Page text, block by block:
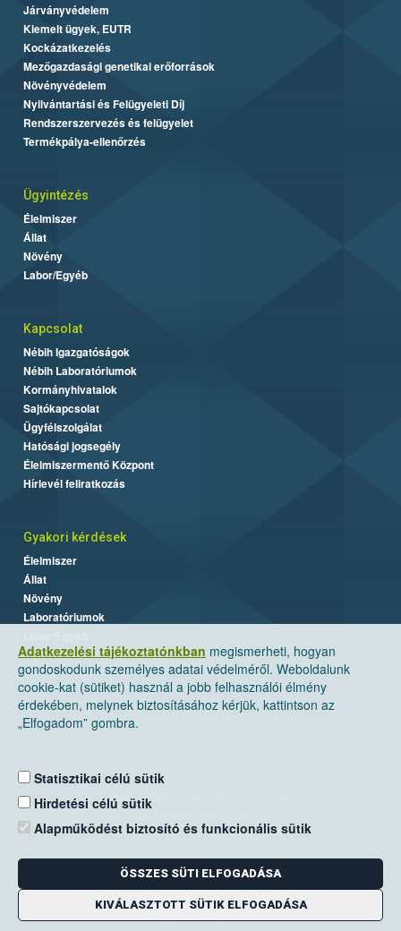
Adatkezelési tájékoztatónkban megismerheti, hogyan
gondoskodunk személyes adatai védelméről. Weboldalunk
cookie-kat (sütiket) használ a jobb felhasználói élmény
érdekében, melynek biztosításához kérjük, kattintson az
„Elfogadom” gombra.
Statisztikai célú sütik
Hirdetési célú sütik
Alapműködést biztosító és funkcionális sütik
ÖSSZES SÜTI ELFOGADÁSA
KIVÁLASZTOTT SÜTIK ELFOGADÁSA
Járványvédelem
Kiemelt ügyek, EUTR
Kockázatkezelés
Mezőgazdasági genetikai erőforrások
Növényvédelem
Nyilvántartási és Felügyeleti Díj
Rendszerszervezés és felügyelet
Termékpálya-ellenőrzés
Ügyintézés
Élelmiszer
Állat
Növény
Labor/Egyéb
Kapcsolat
Nébih Igazgatóságok
Nébih Laboratóriumok
Kormányhivatalok
Sajtókapcsolat
Ügyfélszolgálat
Hatósági jogsegély
Élelmiszermentő Központ
Hírlevél feliratkozás
Gyakori kérdések
Élelmiszer
Állat
Növény
Laboratóriumok
Nemzeti Élelmiszerlánc-biztonsági Hivatal
Levelezési cím: 1525 Budapest. Pf. 30.
E-mail:ugyfelszolgalat@nebih.gov.hu
Zöld szám: 06-80/263-244
Telefon: 06-1/ 336-9000